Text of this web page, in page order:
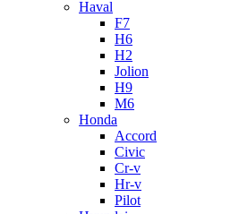
Haval
F7
H6
H2
Jolion
H9
M6
Honda
Accord
Civic
Cr-v
Hr-v
Pilot